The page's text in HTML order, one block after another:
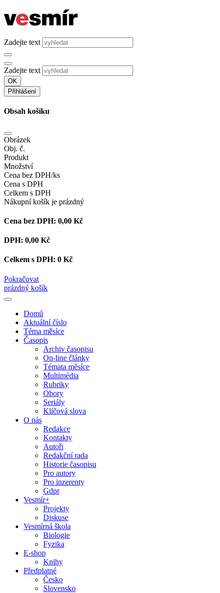
Zadejte text
Zadejte text
OK
Přihlášení
Obsah košíku
Obrázek
Obj. č.
Produkt
Množství
Cena bez DPH/ks
Cena s DPH
Celkem s DPH
Nákupní košík je prázdný
Cena bez DPH: 0,00 Kč
DPH: 0,00 Kč
Celkem s DPH: 0 Kč
Pokračovat
prázdný košík
Domů
Aktuální číslo
Téma měsíce
Časopis
Archiv časopisu
On-line články
Témata měsíce
Multimédia
Rubriky
Obory
Seriály
Klíčová slova
O nás
Redakce
Kontakty
Autoři
Redakční rada
Historie časopisu
Pro autory
Pro inzerenty
Gdpr
Vesmír+
Projekty
Diskuse
Vesmírná škola
Biologie
Fyzika
E-shop
Knihy
Předplatné
Česko
Slovensko